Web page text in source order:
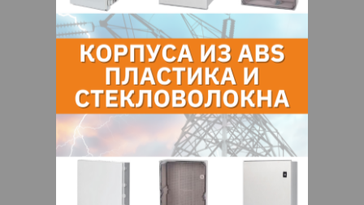
Оставьте электронный заказ с помощью
кнопки "Заказать" и мы подберем для
Вас подходящую компанию
поставщика.